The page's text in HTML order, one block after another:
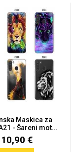
Maskica za
- Šareni mot...
10,90 €